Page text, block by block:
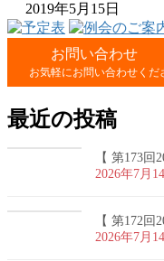
2019年5月15日
お問い合わせ
お気軽にお問い合わせくだ
最近の投稿
【 第173
2026年7月
【 第172
2026年7月